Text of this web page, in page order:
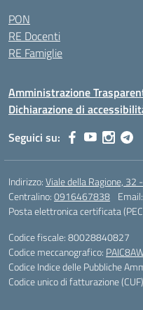
PON
RE Docenti
RE Famiglie
Amministrazione
Dichiarazione di
Seguici su:
Indirizzo:Viale della Ragione,
Centralino:0916467838 Email:
Posta elettronica certificata
Codice fiscale: 80028840827
Codice meccanografico:
Codice Indice delle Pubbliche
Codice unico di fatturazione